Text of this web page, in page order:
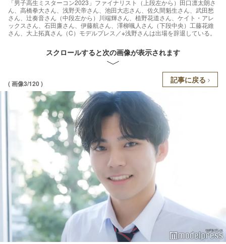
「男子高生ミスターコン2023」ファイナリスト（上段左から）田口凛太朗さ
ん、高橋拳大さん、浅野天帝さん、池田大志さん、佐久間魁生さん、武田愁
さん、辻奏音さん（中段左から）川端輝さん、植野花道さん、ケイト・アレ
ックスさん、石田廉さん、伊藤航さん、澤柳颯人さん（下段中央）工藤花維
さん、大上拓真さん（C）モデルプレス／※浅野さんは出場を辞退している。
スクロールすると次の画像が表示されます
( 画像3/120 ) 記事に戻る